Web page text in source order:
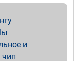
и
чип